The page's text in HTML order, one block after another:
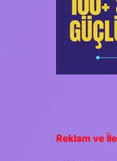
Reklam ve